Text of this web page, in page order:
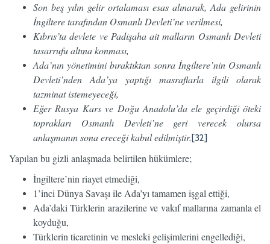
Son beş yılın gelir ortalaması esas alınarak, Ada gelirinin
İngiltere tarafından Osmanlı Devleti’ne verilmesi,
Kıbrıs’ta devlete ve Padişaha ait malların Osmanlı Devleti
tasarrufu altına konması,
Ada’nın yönetimini bıraktıktan sonra İngiltere’nin Osmanlı
Devleti’nden Ada’ya yaptığı masraflarla ilgili olarak
tazminat istemeyeceği,
Eğer Rusya Kars ve Doğu Anadolu’da ele geçirdiği öteki
toprakları Osmanlı Devleti’ne geri verecek olursa
anlaşmanın sona ereceği kabul edilmiştir. [32]
Yapılan bu gizli anlaşmada belirtilen hükümlere;
İngiltere’nin riayet etmediği,
1’inci Dünya Savaşı ile Ada’yı tamamen işgal ettiği,
Ada’daki Türklerin arazilerine ve vakıf mallarına zamanla el
koyduğu,
Türklerin ticaretinin ve mesleki gelişimlerini engellediği,